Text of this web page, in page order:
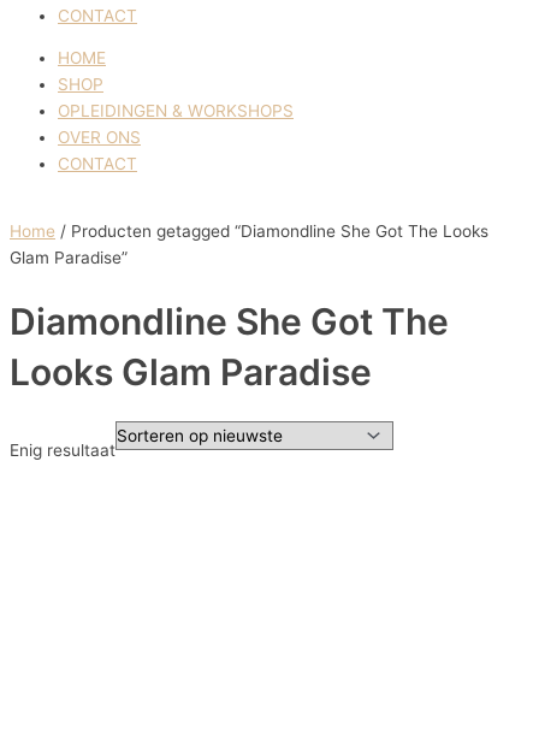
CONTACT
HOME
SHOP
OPLEIDINGEN & WORKSHOPS
OVER ONS
CONTACT
Home / Producten getagged “Diamondline She Got The Looks
Glam Paradise”
Diamondline She Got The
Looks Glam Paradise
Enig resultaat